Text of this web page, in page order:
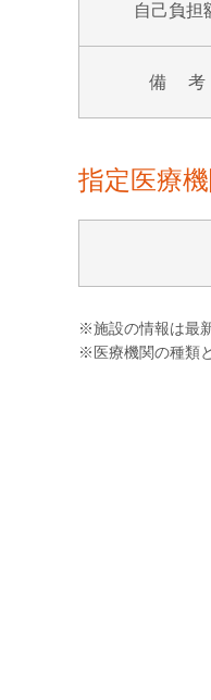
自己負担
備 考
指定医療
※施設の情報は最
※医療機関の種類